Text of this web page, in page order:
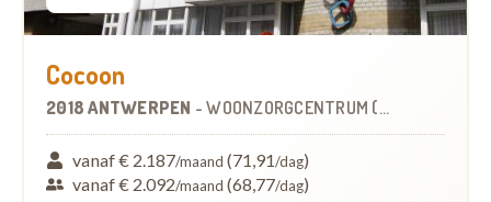
Cocoon
2018 ANTWERPEN -WOONZORGCENTRUM (WZC)
vanaf € 2.187/maand (71,91/dag)
vanaf € 2.092/maand (68,77/dag)